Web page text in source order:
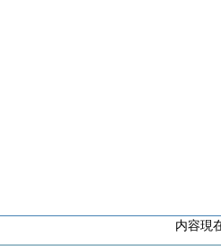
内容現